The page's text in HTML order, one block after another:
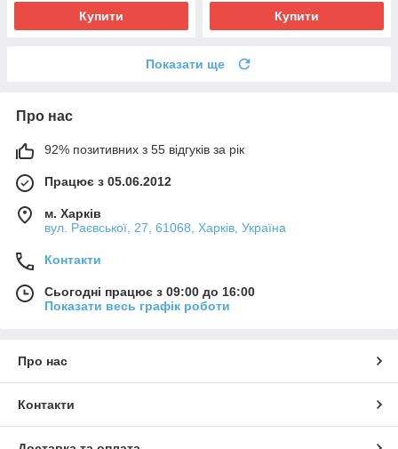
Купити Купити
Показати ще
Про нас
92% позитивних з 55 відгуків за рік
Працює з 05.06.2012
м. Харків
вул. Раєвської, 27, 61068, Харків, Україна
Контакти
Сьогодні працює з 09:00 до 16:00
Показати весь графік роботи
Про нас
Контакти